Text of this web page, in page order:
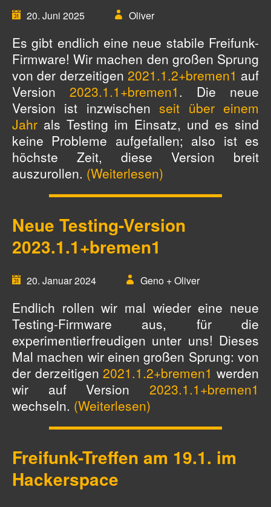
20. Juni 2025 Oliver
Es gibt endlich eine neue stabile Freifunk-
Firmware! Wir machen den großen Sprung
von der derzeitigen 2021.1.2+bremen1 auf
Version 2023.1.1+bremen1. Die neue
Version ist inzwischenseit über einem
Jahr als Testing im Einsatz, und es sind
keine Probleme aufgefallen; also ist es
höchste Zeit, diese Version breit
auszurollen. (Weiterlesen)
Neue Testing-Version
2023.1.1+bremen1
20. Januar 2024 Geno + Oliver
Endlich rollen wir mal wieder eine neue
Testing-Firmware aus, für die
experimentierfreudigen unter uns! Dieses
Mal machen wir einen großen Sprung: von
der derzeitigen 2021.1.2+bremen1 werden
wir auf Version 2023.1.1+bremen1
wechseln. (Weiterlesen)
Freifunk-Treffen am 19.1. im
Hackerspace